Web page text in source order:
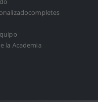
la Academia